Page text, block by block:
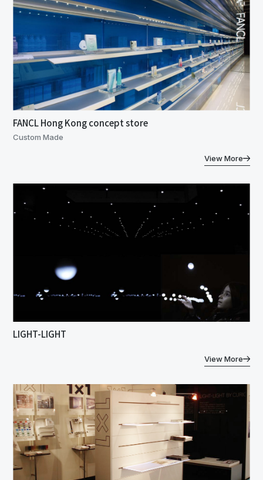
FANCL Hong Kong concept store
Custom Made
View More
LIGHT-LIGHT
View More